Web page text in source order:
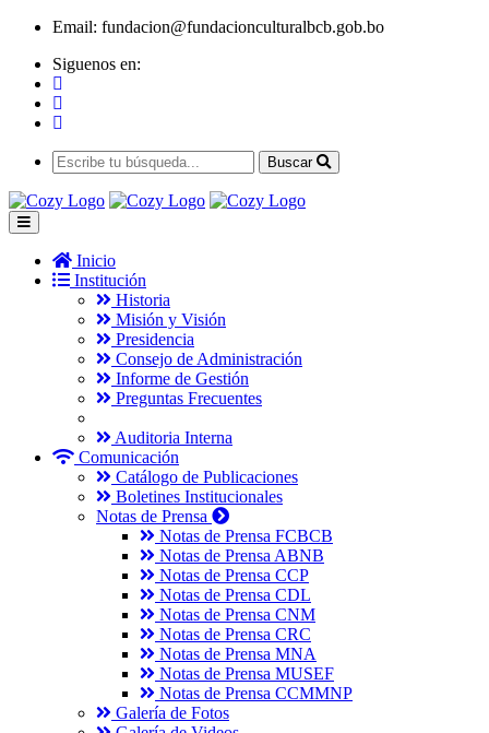
Email: fundacion@fundacionculturalbcb.gob.bo
Siguenos en:
Buscar
Inicio
Institución
Historia
Misión y Visión
Presidencia
Consejo de Administración
Informe de Gestión
Preguntas Frecuentes
Auditoria Interna
Comunicación
Catálogo de Publicaciones
Boletines Institucionales
Notas de Prensa
Notas de Prensa FCBCB
Notas de Prensa ABNB
Notas de Prensa CCP
Notas de Prensa CDL
Notas de Prensa CNM
Notas de Prensa CRC
Notas de Prensa MNA
Notas de Prensa MUSEF
Notas de Prensa CCMMNP
Galería de Fotos